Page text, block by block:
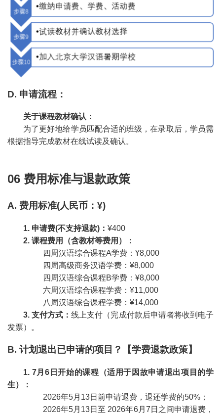
D. 申请流程：
关于课程教材确认：
为了更好地给学员匹配合适的班级，在录取后，学员需
根据指导完成教材在线试读及确认。
06 费用标准与退款政策
A. 费用标准(人民币：¥)
1. 申请费(不支持退款)： ¥400
2. 课程费用（含教材等费用）：
四周汉语综合课程A学费：¥8,000
四周高级商务汉语学费：¥8,000
四周汉语综合课程B学费：¥8,000
六周汉语综合课程学费：¥11,000
八周汉语综合课程学费：¥14,000
3. 支付方式：线上支付（完成付款后申请者将收到电子
发票）。
B. 计划退出已申请的项目？【学费退款政策】
1. 7月6日开始的课程（适用于因故申请退出项目的学
生）：
2026年5月13日前申请退费，退还学费的50%；
2026年5月13日至 2026年6月7日之间申请退费，